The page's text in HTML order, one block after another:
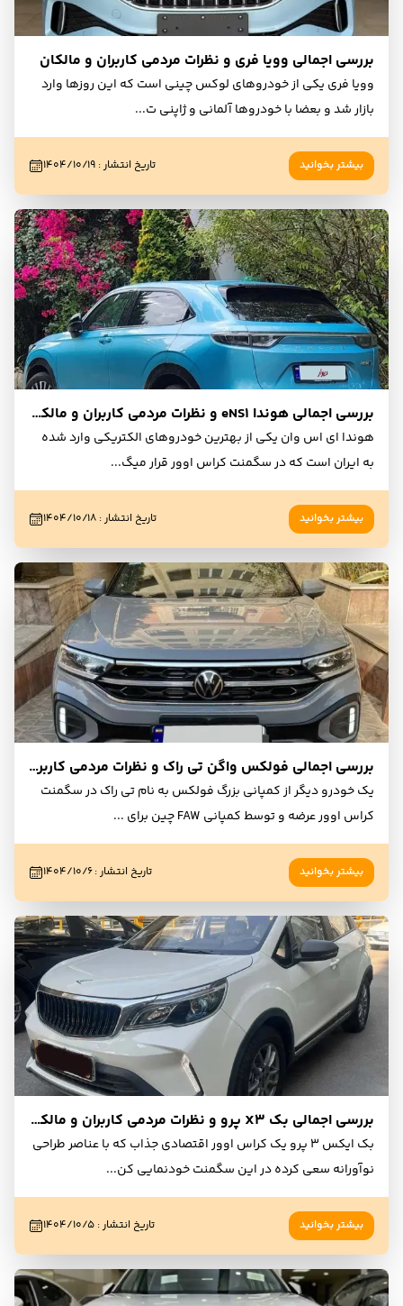
بررسی اجمالی وویا فری و نظرات مردمی کاربران و مالکان
وویا فری یکی از خودروهای لوکس چینی است که این روزها وارد
بازار شد و بعضا با خودروها آلمانی و ژاپنی ت...
بیشتر بخوانید تاریخ انتشار: ۱۴۰۴/۱۰/۱۹
بررسی اجمالی هوندا eNS1 و نظرات مردمی کاربران و مالکان
هوندا ای اس وان یکی از بهترین خودروهای الکتریکی وارد شده
به ایران است که در سگمنت کراس اوور قرار میگ...
بیشتر بخوانید تاریخ انتشار: ۱۴۰۴/۱۰/۱۸
بررسی اجمالی فولکس واگن تی راک و نظرات مردمی کاربران و مالکان
یک خودرو دیگر از کمپانی بزرگ فولکس به نام تی راک در سگمنت
کراس اوور عرضه و توسط کمپانی FAW چین برای
...
بیشتر بخوانید تاریخ انتشار:۱۴۰۴/۱۰/۶
بررسی اجمالی بک X3 پرو و نظرات مردمی کاربران و مالکان
بک ایکس 3 پرو یک کراس اوور اقتصادی جذاب که با عناصر طراحی
نوآورانه سعی کرده در این سگمنت خودنمایی کن...
بیشتر بخوانید تاریخ انتشار: ۱۴۰۴/۱۰/۵